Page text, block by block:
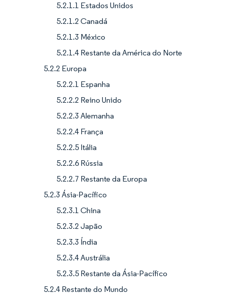
5.2.1.1 Estados Unidos
5.2.1.2 Canadá
5.2.1.3 México
5.2.1.4 Restante da América do Norte
5.2.2 Europa
5.2.2.1 Espanha
5.2.2.2 Reino Unido
5.2.2.3 Alemanha
5.2.2.4 França
5.2.2.5 Itália
5.2.2.6 Rússia
5.2.2.7 Restante da Europa
5.2.3 Ásia-Pacífico
5.2.3.1 China
5.2.3.2 Japão
5.2.3.3 Índia
5.2.3.4 Austrália
5.2.3.5 Restante da Ásia-Pacífico
5.2.4 Restante do Mundo